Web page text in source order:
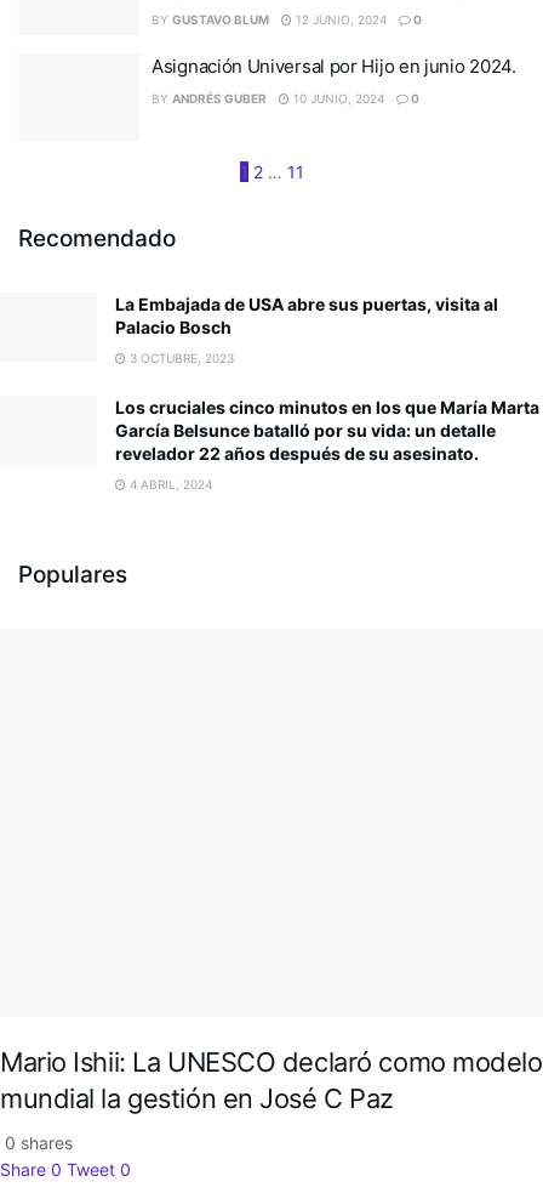
BY GUSTAVO BLUM 12 JUNIO, 2024 0
Asignación Universal por Hijo en junio 2024.
BY ANDRÉS GUBER 10 JUNIO, 2024 0
1 2 … 11
Recomendado
La Embajada de USA abre sus puertas, visita al
Palacio Bosch
3 OCTUBRE, 2023
Los cruciales cinco minutos en los que María Marta
García Belsunce batalló por su vida: un detalle
revelador 22 años después de su asesinato.
4 ABRIL, 2024
Populares
Mario Ishii: La UNESCO declaró como modelo
mundial la gestión en José C Paz
0 shares
Share 0 Tweet 0